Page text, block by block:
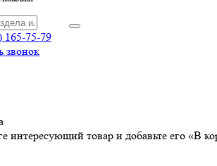
165-75-79
звонок
интересующий товар и добавьте его «В